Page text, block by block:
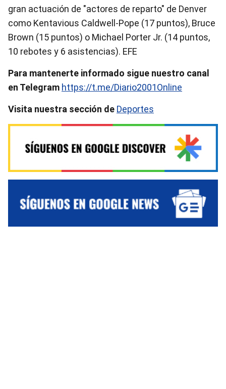
gran actuación de "actores de reparto" de Denver
como Kentavious Caldwell-Pope (17 puntos), Bruce
Brown (15 puntos) o Michael Porter Jr. (14 puntos,
10 rebotes y 6 asistencias). EFE
Para mantenerte informado sigue nuestro canal
en Telegram https://t.me/Diario2001Online
Visita nuestra sección de Deportes